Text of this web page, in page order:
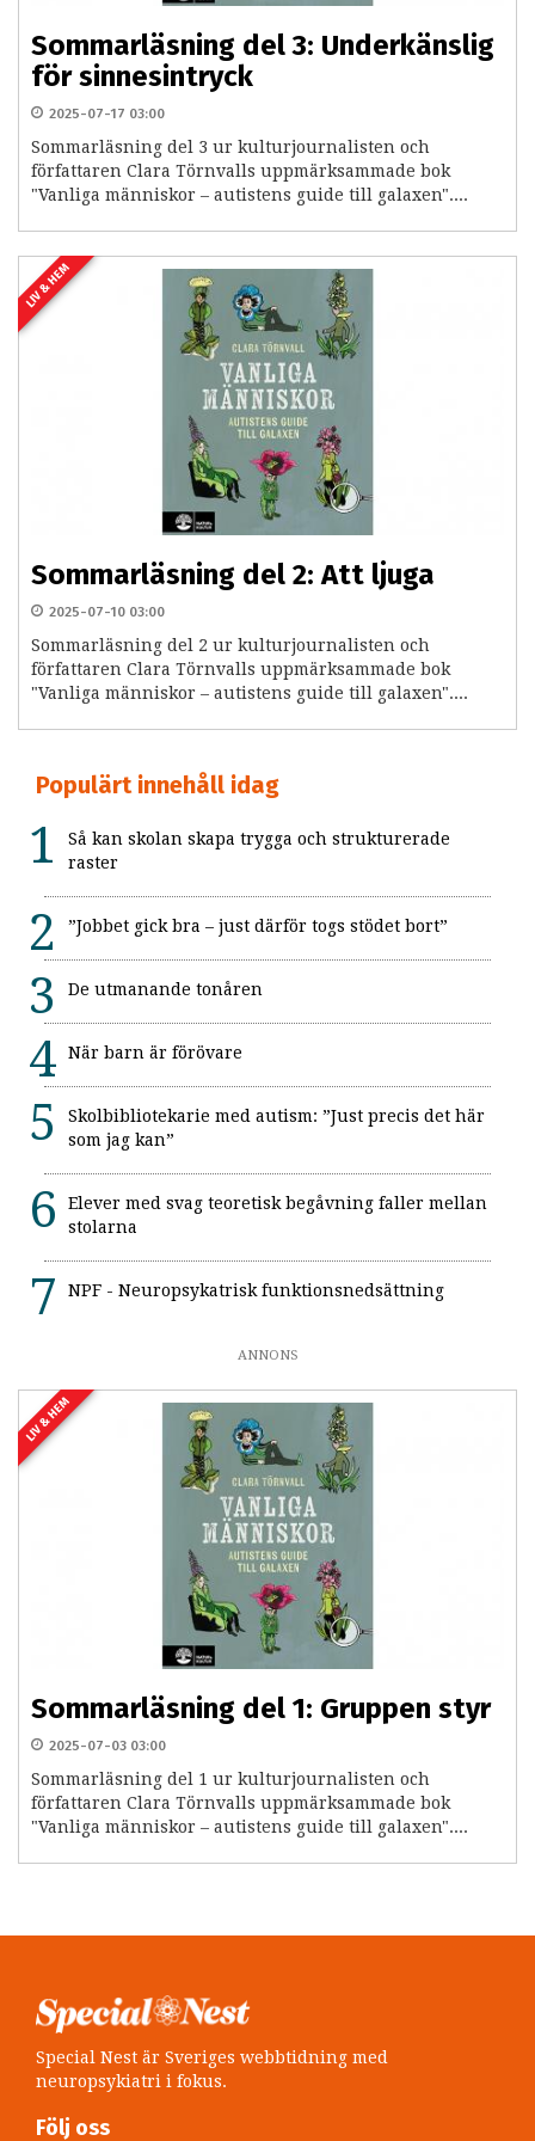
Sommarläsning del 3: Underkänslig
för sinnesintryck
2025-07-17 03:00
Sommarläsning del 3 ur kulturjournalisten och
författaren Clara Törnvalls uppmärksammade bok
"Vanliga människor – autistens guide till galaxen"....
LIV & HEM
Sommarläsning del 2: Att ljuga
2025-07-10 03:00
Sommarläsning del 2 ur kulturjournalisten och
författaren Clara Törnvalls uppmärksammade bok
"Vanliga människor – autistens guide till galaxen"....
Populärt innehåll idag
Så kan skolan skapa trygga och strukturerade
raster
”Jobbet gick bra – just därför togs stödet bort”
De utmanande tonåren
När barn är förövare
Skolbibliotekarie med autism: ”Just precis det här
som jag kan”
Elever med svag teoretisk begåvning faller mellan
stolarna
NPF - Neuropsykatrisk funktionsnedsättning
ANNONS
LIV & HEM
Sommarläsning del 1: Gruppen styr
2025-07-03 03:00
Sommarläsning del 1 ur kulturjournalisten och
författaren Clara Törnvalls uppmärksammade bok
"Vanliga människor – autistens guide till galaxen"....
Special Nest är Sveriges webbtidning med
neuropsykiatri i fokus.
Följ oss